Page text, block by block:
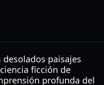
paisajes
ficción de
profunda del